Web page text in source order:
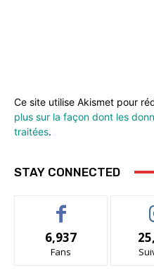
Ce site utilise Akismet pour
plus sur la façon dont les
traitées.
STAY CONNECTED
6,937
Fans